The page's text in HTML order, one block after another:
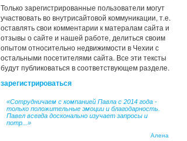
Только зарегистрированные пользователи могут
участвовать во внутрисайтовой коммуникации, т.е.
оставлять свои комментарии к матералам сайта и
отзывы о сайте и нашей работе, делиться своим
опытом относительно недвижимости в Чехии с
остальными посетителями сайта. Все эти тексты
будут публиковаться в соответствующем разделе.
зарегистрироваться
«Сотрудничаем с компанией Павла с 2014 года -
только положительные эмоции и благодарность.
Павел всегда досконально изучает запросы и
потр...»
Алена